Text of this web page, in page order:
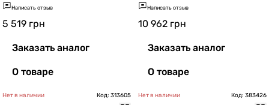
Написать отзыв
5 519 грн
Заказать аналог
О товаре
Написать отзыв
10 962 грн
Заказать аналог
О товаре
Нет в наличии Код: 313605 Нет в наличии Код: 383426